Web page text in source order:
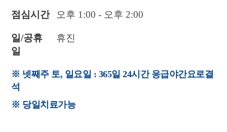
점심시간 오후 1:00 - 오후 2:00
일/공휴
일
휴진
※ 넷째주 토, 일요일 : 365일 24시간 응급야간요로결
석
※ 당일치료가능